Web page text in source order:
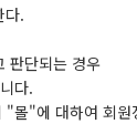
다.
판단되는 경우
다.
"에 대하여 회